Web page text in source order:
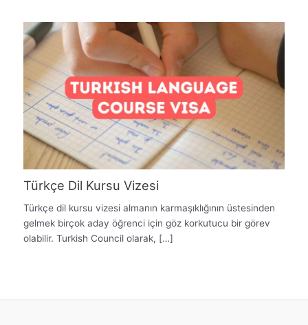
Türkçe Dil Kursu Vizesi
Türkçe dil kursu vizesi almanın karmaşıklığının üstesinden
gelmek birçok aday öğrenci için göz korkutucu bir görev
olabilir. Turkish Council olarak, […]